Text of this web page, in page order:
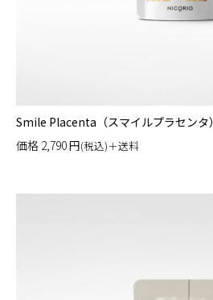
Smile Placenta（スマイルプラセンタ）
価格 2,790円(税込)＋送料